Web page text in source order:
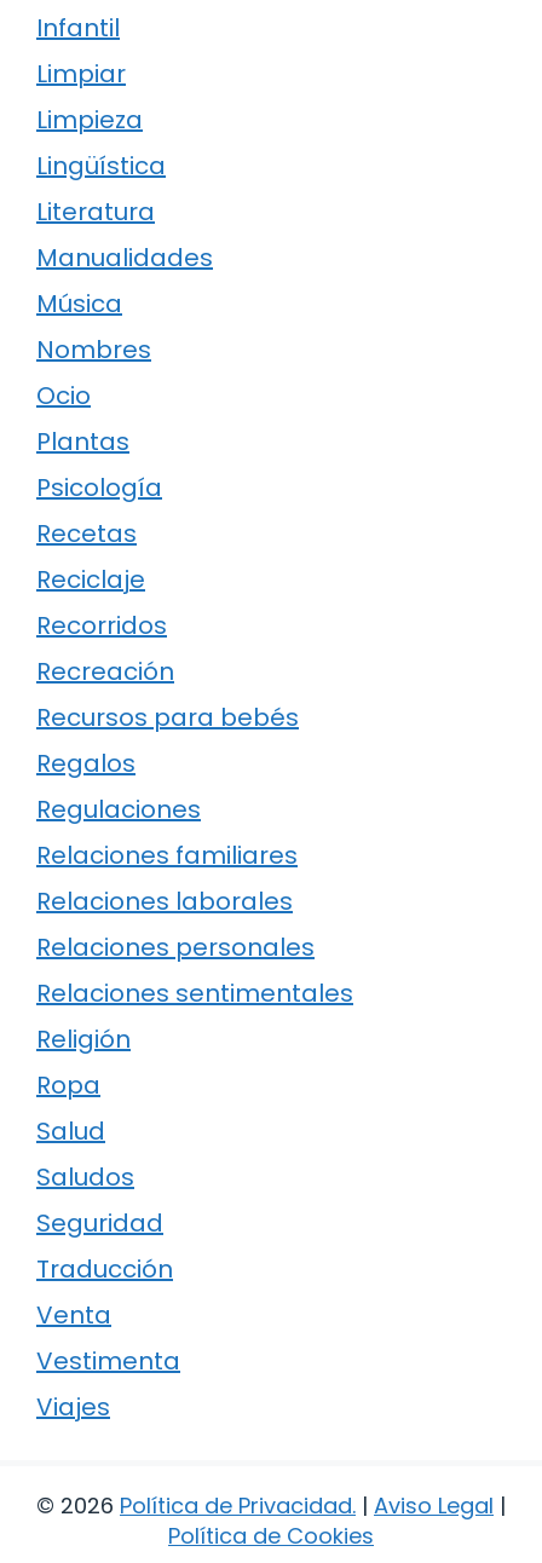
Infantil
Limpiar
Limpieza
Lingüística
Literatura
Manualidades
Música
Nombres
Ocio
Plantas
Psicología
Recetas
Reciclaje
Recorridos
Recreación
Recursos para bebés
Regalos
Regulaciones
Relaciones familiares
Relaciones laborales
Relaciones personales
Relaciones sentimentales
Religión
Ropa
Salud
Saludos
Seguridad
Traducción
Venta
Vestimenta
Viajes
© 2026 Política de Privacidad. | Aviso Legal |
Política de Cookies